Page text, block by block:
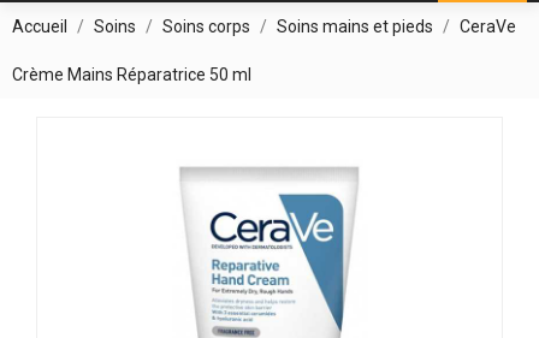
Accueil Soins Soins corps Soins mains et pieds CeraVe
Crème Mains Réparatrice 50 ml